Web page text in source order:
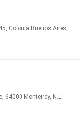
Colonia Buenos Aires,
64000 Monterrey, N.L.,